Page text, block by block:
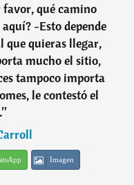
favor, qué camino
-Esto depende
que quieras llegar,
mucho el sitio,
tampoco importa
le contestó el
”
Imagen